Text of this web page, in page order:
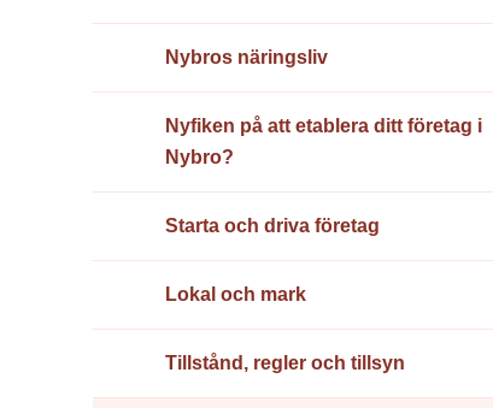
Nybros näringsliv
Nyfiken på att etablera ditt företag i
Nybro?
Starta och driva företag
Lokal och mark
Tillstånd, regler och tillsyn